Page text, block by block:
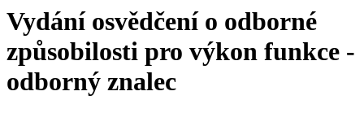
Vydání osvědčení o odborné
způsobilosti pro výkon funkce -
odborný znalec